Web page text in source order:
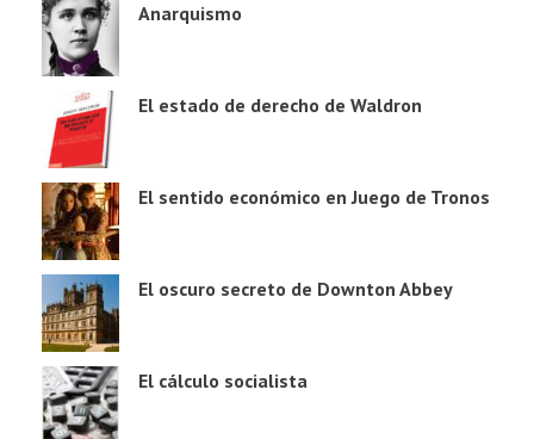
Anarquismo
El estado de derecho de Waldron
El sentido económico en Juego de Tronos
El oscuro secreto de Downton Abbey
El cálculo socialista